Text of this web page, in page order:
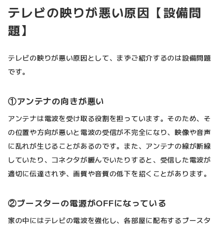
テレビの映りが悪い原因【設備問
題】
テレビの映りが悪い原因として、まずご紹介するのは設備問題
です。
①アンテナの向きが悪い
アンテナは電波を受け取る役割を担っています。そのため、そ
の位置や方向が悪いと電波の受信が不完全になり、映像や音声
に乱れが生じることがあるのです。また、アンテナの線が断線
していたり、コネクタが緩んでいたりすると、受信した電波が
適切に伝達されず、画質や音質の低下を招くことがあります。
②ブースターの電源がOFFになっている
家の中にはテレビの電波を強化し、各部屋に配布するブースタ